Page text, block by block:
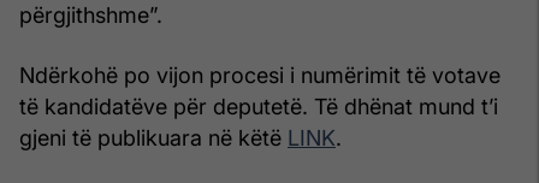
përgjithshme”.
Ndërkohë po vijon procesi i numërimit të votave
të kandidatëve për deputetë. Të dhënat mund t’i
gjeni të publikuara në këtë LINK.